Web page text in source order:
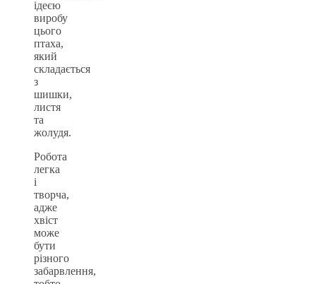
ідеєю
виробу
цього
птаха,
який
складається
з
шишки,
листя
та
жолудя.
Робота
легка
і
творча,
адже
хвіст
може
бути
різного
забарвлення,